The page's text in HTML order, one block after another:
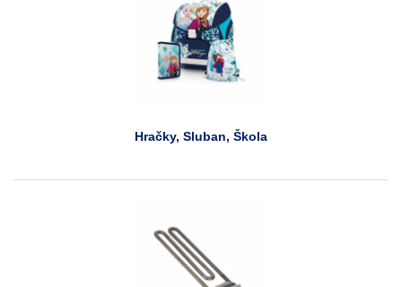
Hračky, Sluban, Škola